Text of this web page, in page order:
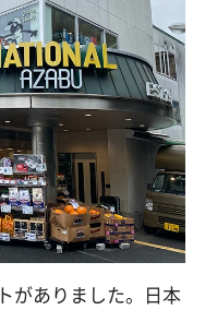
がありました。日本